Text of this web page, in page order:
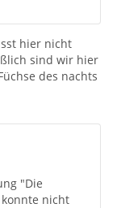
hier nicht
sind wir hier
des nachts
"Die
konnte nicht